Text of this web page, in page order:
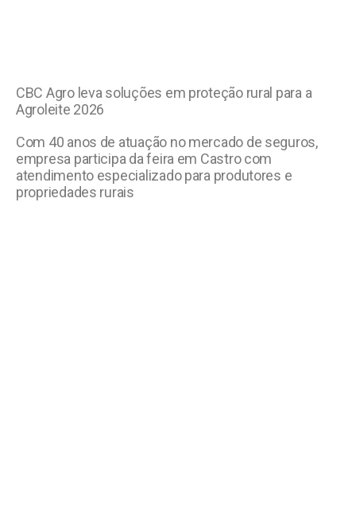
CBC Agro leva soluções em proteção rural para a
Agroleite 2026
Com 40 anos de atuação no mercado de seguros,
empresa participa da feira em Castro com
atendimento especializado para produtores e
propriedades rurais